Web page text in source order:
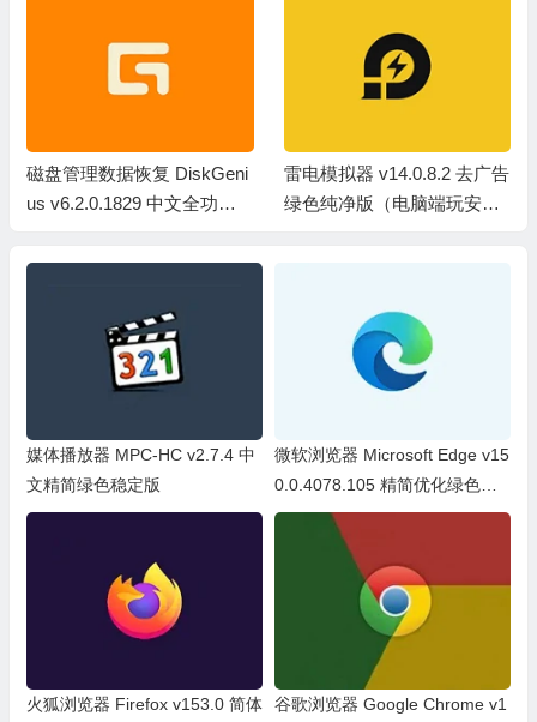
磁盘管理数据恢复 DiskGeni
us v6.2.0.1829 中文全功能
雷电模拟器 v14.0.8.2 去广告
绿色纯净版（电脑端玩安卓
媒体播放器 MPC-HC v2.7.4 中
文精简绿色稳定版
微软浏览器 Microsoft Edge v15
0.0.4078.105 精简优化绿色便
携版
火狐浏览器 Firefox v153.0 简体
谷歌浏览器 Google Chrome v1